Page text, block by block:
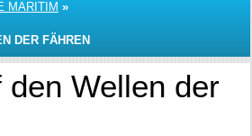
MARITIM »
DER FÄHREN
den Wellen der